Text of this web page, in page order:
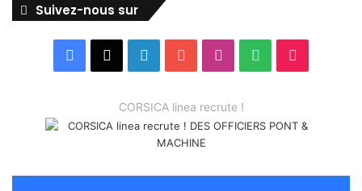
Suivez-nous sur
Facebook LinkedinYouTubeInstagram
Spotify
CORSICA linea recrute !